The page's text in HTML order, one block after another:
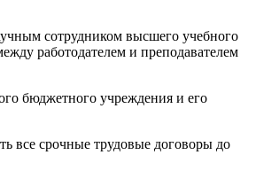
сотрудником высшего учебного
работодателем и преподавателем
бюджетного учреждения и его
все срочные трудовые договоры до